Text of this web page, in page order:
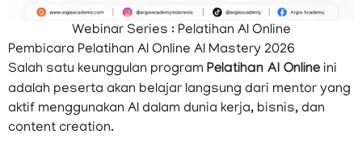
Webinar Series : Pelatihan AI Online
Pembicara Pelatihan AI Online AI Mastery 2026
Salah satu keunggulan program Pelatihan AI Online ini
adalah peserta akan belajar langsung dari mentor yang
aktif menggunakan AI dalam dunia kerja, bisnis, dan
content creation.